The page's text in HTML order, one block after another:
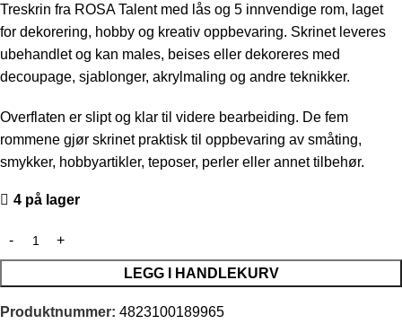
Treskrin fra ROSA Talent med lås og 5 innvendige rom, laget
for dekorering, hobby og kreativ oppbevaring. Skrinet leveres
ubehandlet og kan males, beises eller dekoreres med
decoupage, sjablonger, akrylmaling og andre teknikker.
Overflaten er slipt og klar til videre bearbeiding. De fem
rommene gjør skrinet praktisk til oppbevaring av småting,
smykker, hobbyartikler, teposer, perler eller annet tilbehør.
4 på lager
LEGG I HANDLEKURV
Produktnummer: 4823100189965